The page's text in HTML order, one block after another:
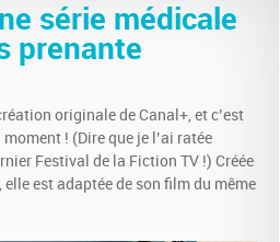
série médicale
prenante
originale de Canal+, et c’est
! (Dire que je l’ai ratée
Festival de la Fiction TV !) Créée
est adaptée de son film du même